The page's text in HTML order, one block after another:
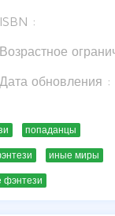
ISBN :
Возрастное
Дата обновления :
попаданцы
иные миры
фэнтези